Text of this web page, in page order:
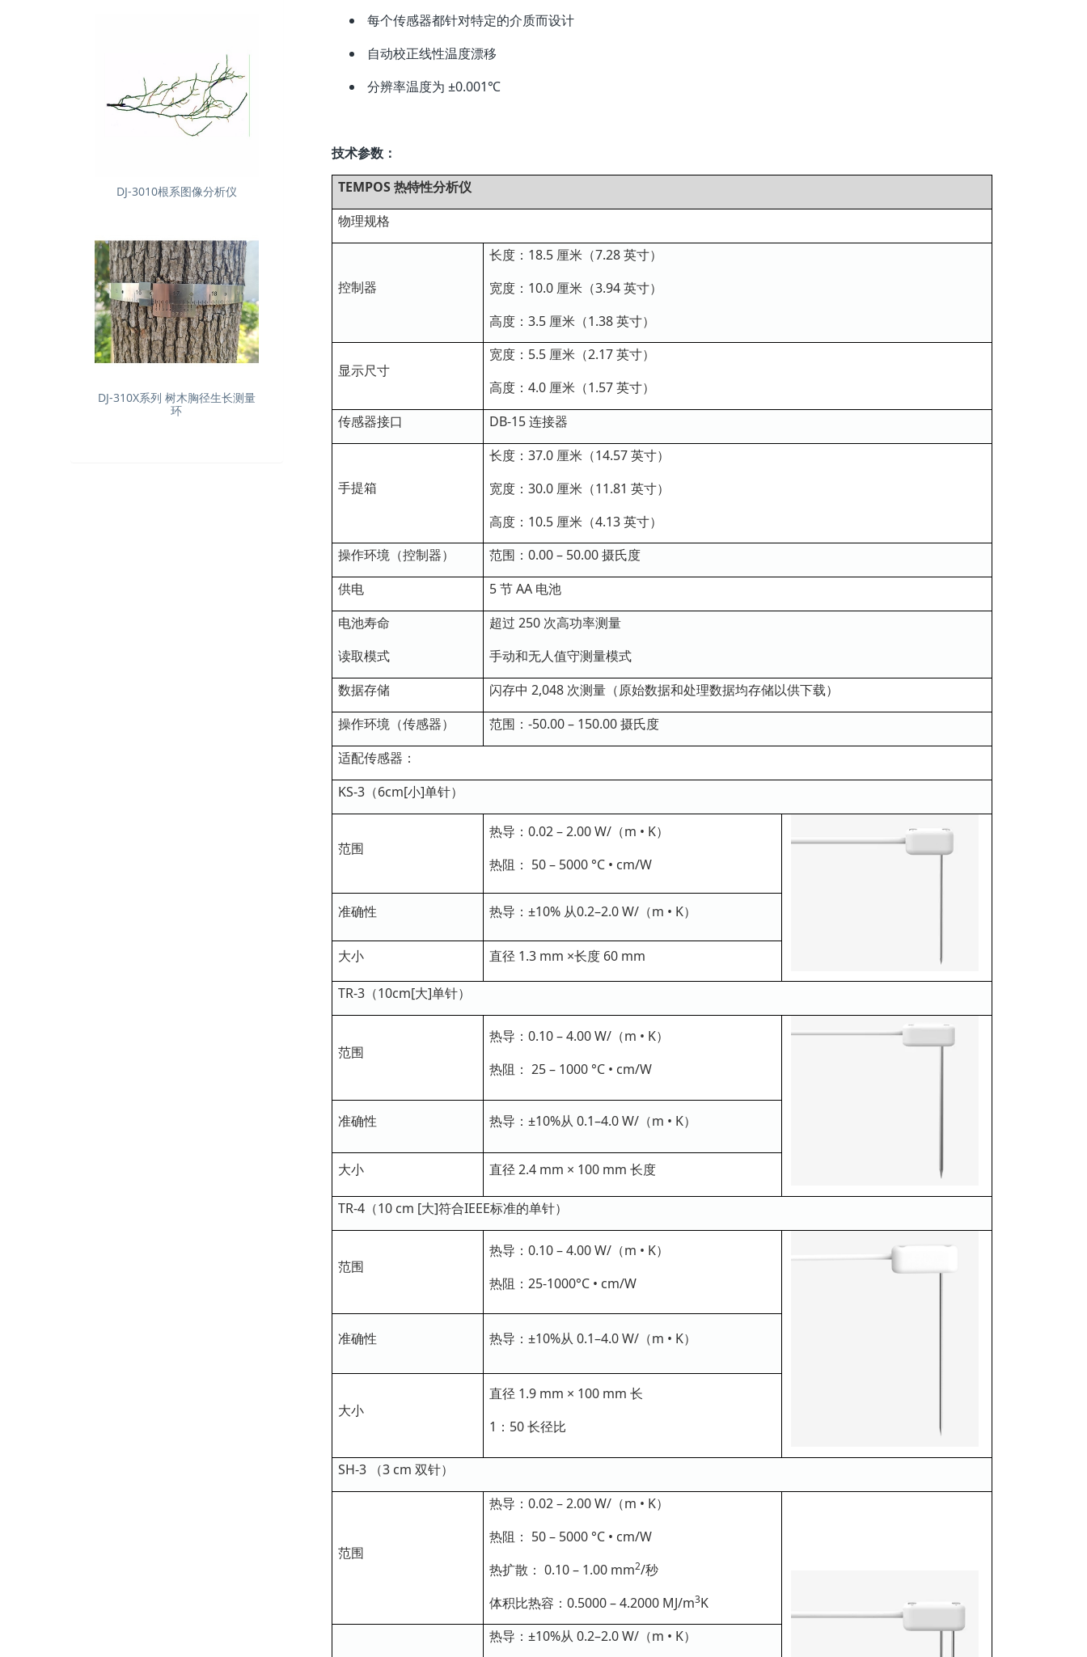
每个传感器都针对特定的介质而设计
自动校正线性温度漂移
分辨率温度为 ±0.001℃
技术参数：
TEMPOS 热特性分析仪
物理规格
控制器
长度：18.5 厘米（7.28 英寸）
宽度：10.0 厘米（3.94 英寸）
高度：3.5 厘米（1.38 英寸）
显示尺寸
宽度：5.5 厘米（2.17 英寸）
高度：4.0 厘米（1.57 英寸）
传感器接口
DB-15 连接器
手提箱
长度：37.0 厘米（14.57 英寸）
宽度：30.0 厘米（11.81 英寸）
高度：10.5 厘米（4.13 英寸）
操作环境（控制器）
范围：0.00 – 50.00 摄氏度
供电
5 节 AA 电池
电池寿命
读取模式
超过 250 次高功率测量
手动和无人值守测量模式
数据存储
闪存中 2,048 次测量（原始数据和处理数据均存储以供下载）
操作环境（传感器）
范围：-50.00 – 150.00 摄氏度
适配传感器：
KS-3（6cm[小]单针）
范围
热导：0.02 – 2.00 W/（m • K）
热阻： 50 – 5000 °C • cm/W
准确性 热导 ：±10% 从0.2–2.0 W/（m • K）
大小 直径 1.3 mm ×长度 60 mm
TR-3（10cm[大]单针）
范围
热导 ：0.10 – 4.00 W/（m • K）
热阻： 25 – 1000 °C • cm/W
准确性 热导 ：±10%从 0.1–4.0 W/（m • K）
大小 直径 2.4 mm × 100 mm 长度
TR-4（10 cm [大]符合IEEE标准的单针）
范围
热导 ：0.10 – 4.00 W/（m • K）
热阻：25-1000°C • cm/W
准确性 热导 ：±10%从 0.1–4.0 W/（m • K）
大小
直径 1.9 mm × 100 mm 长
1：50 长径比
SH-3 （3 cm 双针）
范围
热导 ：0.02 – 2.00 W/（m • K）
热阻： 50 – 5000 °C • cm/W
热扩散： 0.10 – 1.00 mm2/秒
体积比热容：0.5000 – 4.2000 MJ/m3K
热导 ：±10%从 0.2–2.0 W/（m • K）
DJ-3010根系图像分析仪
DJ-310X系列 树木胸径生长测量
环